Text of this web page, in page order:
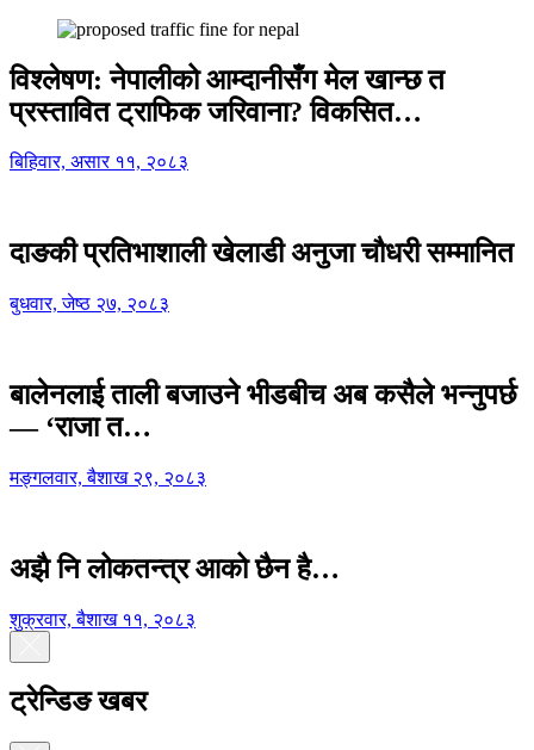
विश्लेषण: नेपालीको आम्दानीसँग मेल खान्छ त
प्रस्तावित ट्राफिक जरिवाना? विकसित…
बिहिवार, असार ११, २०८३
दाङकी प्रतिभाशाली खेलाडी अनुजा चौधरी सम्मानित
बुधवार, जेष्ठ २७, २०८३
बालेनलाई ताली बजाउने भीडबीच अब कसैले भन्नुपर्छ
— ‘राजा त…
मङ्गलवार, बैशाख २९, २०८३
अझै नि लोकतन्त्र आको छैन है…
शुक्रवार, बैशाख ११, २०८३
ट्रेन्डिङ खबर